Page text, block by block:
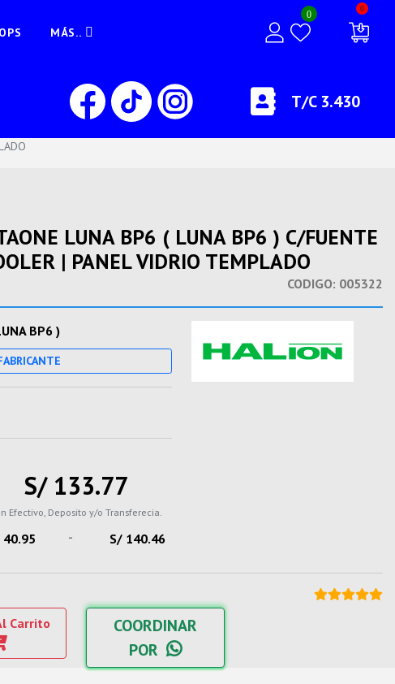
MÁS..
0
0
T/C 3.430
LUNA BP6 ( LUNA BP6 ) C/FUENTE
| PANEL VIDRIO TEMPLADO
CODIGO: 005322
BP6 )
S/ 133.77
Efectivo, Deposito y/o Transferecia.
40.95 - S/ 140.46
Carrito
COORDINAR
POR